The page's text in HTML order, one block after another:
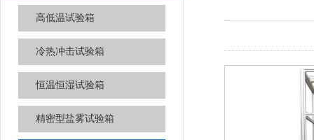
高低温试验箱
冷热冲击试验箱
恒温恒湿试验箱
精密型盐雾试验箱